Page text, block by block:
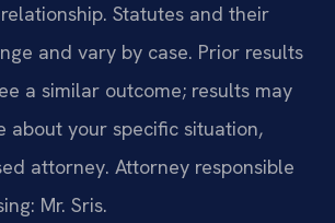
Statutes and their
and vary by case. Prior results
a similar outcome; results may
about your specific situation,
attorney. Attorney responsible
Mr. Sris.